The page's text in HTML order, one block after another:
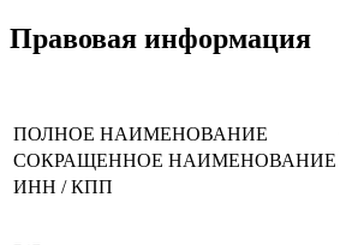
Правовая информация
ПОЛНОЕ НАИМЕНОВАНИЕ
СОКРАЩЕННОЕ НАИМЕНОВАНИЕ
ИНН / КПП